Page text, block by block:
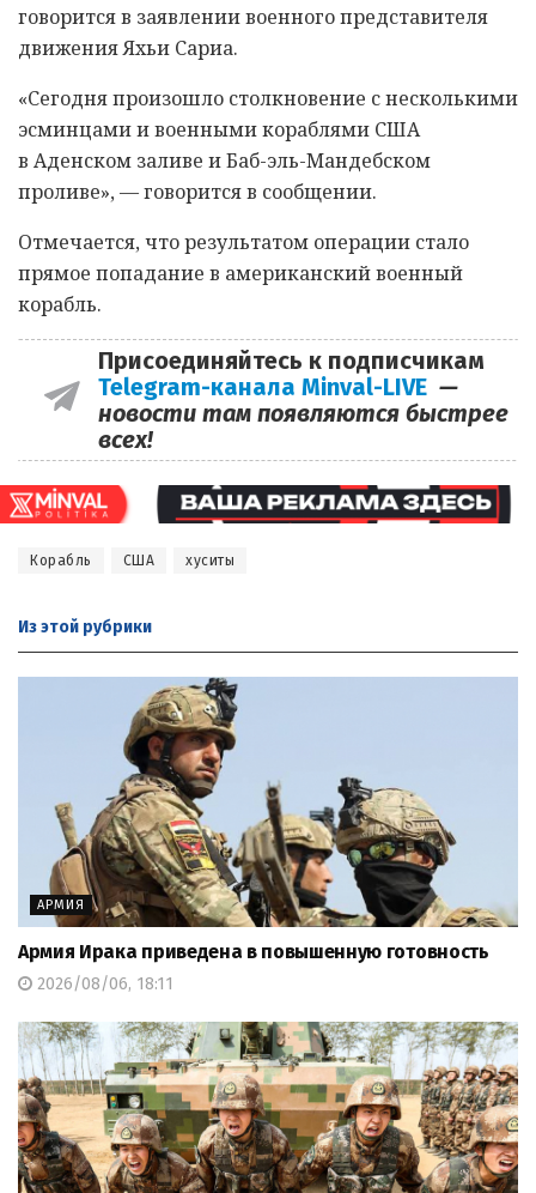
говорится в заявлении военного представителя
движения Яхьи Сариа.
«Сегодня произошло столкновение с несколькими
эсминцами и военными кораблями США
в Аденском заливе и Баб-эль-Мандебском
проливе», — говорится в сообщении.
Отмечается, что результатом операции стало
прямое попадание в американский военный
корабль.
Присоединяйтесь к подписчикам
Telegram-канала Minval-LIVE —
новости там появляются быстрее
всех!
Корабль США хуситы
Из этой рубрики
АРМИЯ
Армия Ирака приведена в повышенную готовность
2026/08/06, 18:11